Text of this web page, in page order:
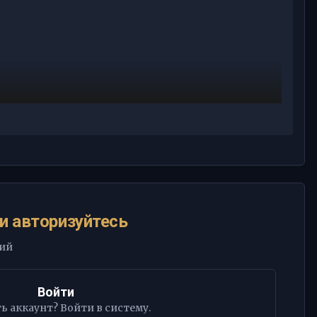
авторизуйтесь
Войти
аккаунт? Войти в систему.